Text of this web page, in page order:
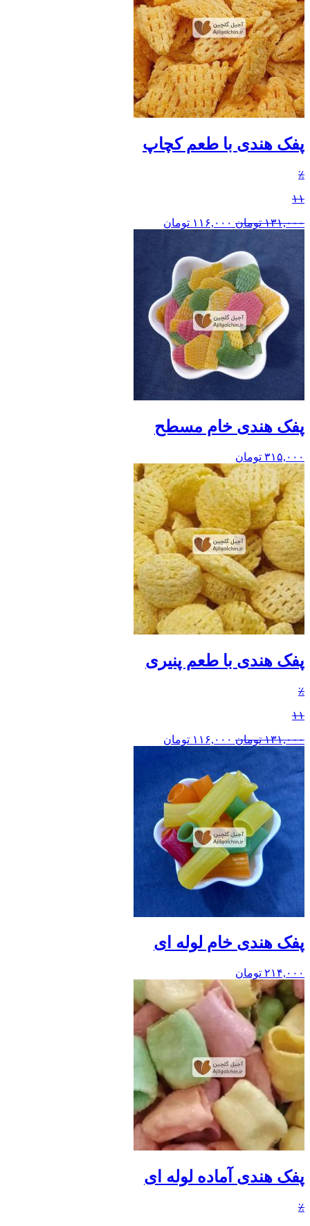
پفک هندی با طعم کچاپ
٪
۱۱
۱۳۱,۰۰۰ تومان ۱۱۶,۰۰۰ تومان
پفک هندی خام مسطح
۳۱۵,۰۰۰ تومان
پفک هندی با طعم پنیری
٪
۱۱
۱۳۱,۰۰۰ تومان ۱۱۶,۰۰۰ تومان
پفک هندی خام لوله ای
۲۱۴,۰۰۰ تومان
پفک هندی آماده لوله ای
٪